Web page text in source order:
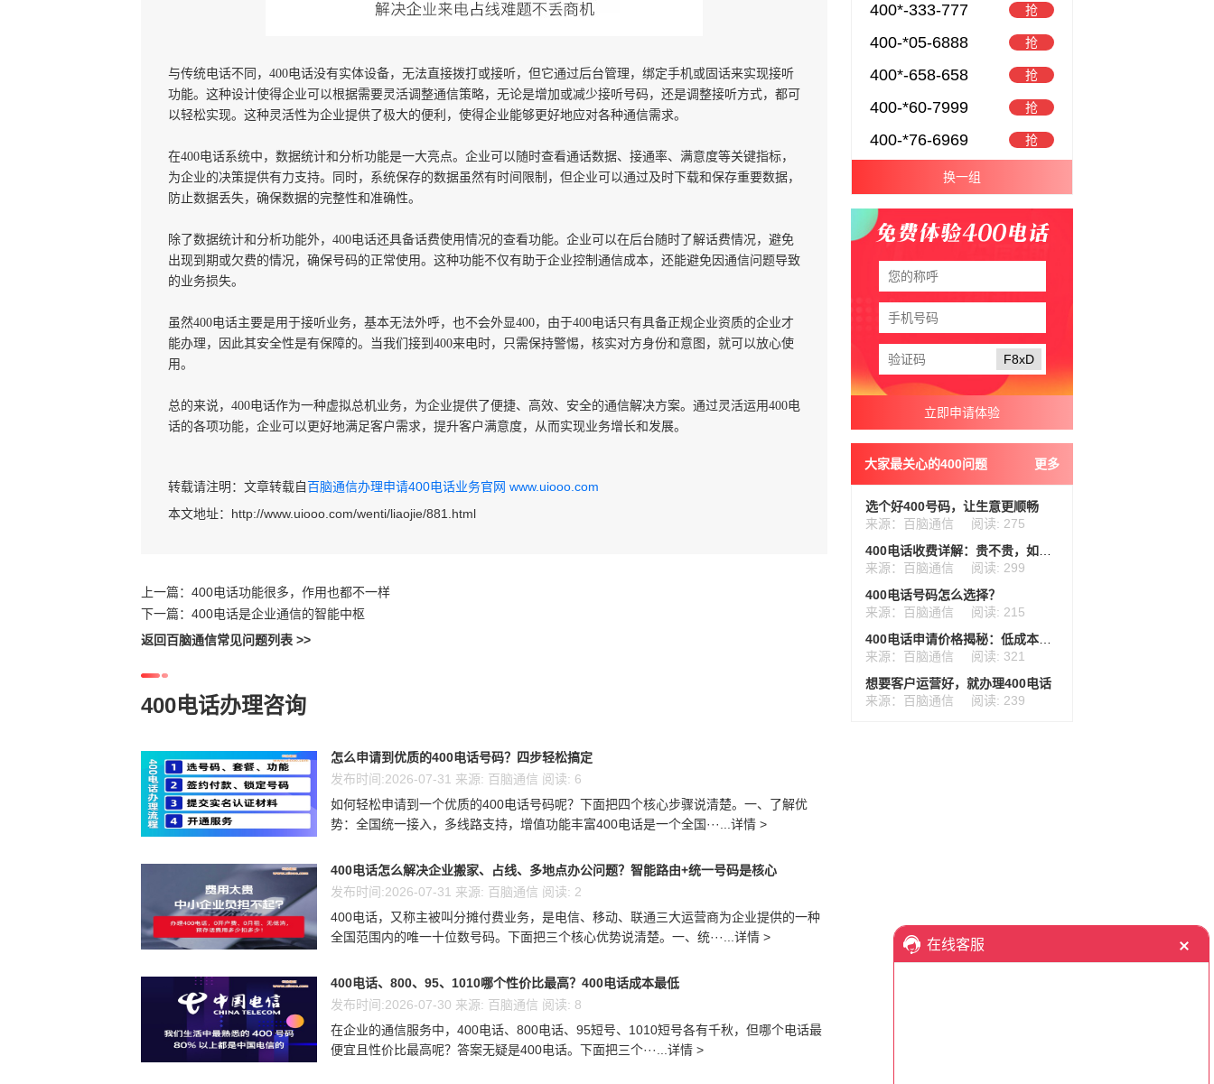
与传统电话不同，400电话没有实体设备，无法直接拨打或接听，但它通过后台管理，绑定手机或固话来实现接听
功能。这种设计使得企业可以根据需要灵活调整通信策略，无论是增加或减少接听号码，还是调整接听方式，都可
以轻松实现。这种灵活性为企业提供了极大的便利，使得企业能够更好地应对各种通信需求。
在400电话系统中，数据统计和分析功能是一大亮点。企业可以随时查看通话数据、接通率、满意度等关键指标，
为企业的决策提供有力支持。同时，系统保存的数据虽然有时间限制，但企业可以通过及时下载和保存重要数据，
防止数据丢失，确保数据的完整性和准确性。
除了数据统计和分析功能外，400电话还具备话费使用情况的查看功能。企业可以在后台随时了解话费情况，避免
出现到期或欠费的情况，确保号码的正常使用。这种功能不仅有助于企业控制通信成本，还能避免因通信问题导致
的业务损失。
虽然400电话主要是用于接听业务，基本无法外呼，也不会外显400，由于400电话只有具备正规企业资质的企业才
能办理，因此其安全性是有保障的。当我们接到400来电时，只需保持警惕，核实对方身份和意图，就可以放心使
用。
总的来说，400电话作为一种虚拟总机业务，为企业提供了便捷、高效、安全的通信解决方案。通过灵活运用400电
话的各项功能，企业可以更好地满足客户需求，提升客户满意度，从而实现业务增长和发展。
转载请注明：文章转载自百脑通信办理申请400电话业务官网 www.uiooo.com
本文地址： http://www.uiooo.com/wenti/liaojie/881.html
上一篇： 400电话功能很多，作用也都不一样
下一篇： 400电话是企业通信的智能中枢
返回百脑通信常见问题列表 >>
400电话办理咨询
怎么申请到优质的400电话号码？四步轻松搞定
发布时间:2026-07-31 来源: 百脑通信 阅读: 6
如何轻松申请到一个优质的400电话号码呢？下面把四个核心步骤说清楚。一、了解优
势：全国统一接入，多线路支持，增值功能丰富400电话是一个全国···...详情 >
400电话怎么解决企业搬家、占线、多地点办公问题？智能路由+统一号码是核心
发布时间:2026-07-31 来源: 百脑通信 阅读: 2
400电话，又称主被叫分摊付费业务，是电信、移动、联通三大运营商为企业提供的一种
全国范围内的唯一十位数号码。下面把三个核心优势说清楚。一、统···...详情 >
400电话、800、95、1010哪个性价比最高？400电话成本最低
发布时间:2026-07-30 来源: 百脑通信 阅读: 8
在企业的通信服务中，400电话、800电话、95短号、1010短号各有千秋，但哪个电话最
便宜且性价比最高呢？答案无疑是400电话。下面把三个···...详情 >
400*-333-777 抢
400-*05-6888 抢
400*-658-658 抢
400-*60-7999 抢
400-*76-6969 抢
换一组
F8xD
大家最关心的400问题 更多
选个好400号码，让生意更顺畅
来源：百脑通信
阅读: 275
来源：百脑通信
阅读: 299
400电话号码怎么选择？
来源：百脑通信
阅读: 215
来源：百脑通信
阅读: 321
想要客户运营好，就办理400电话
来源：百脑通信
阅读: 239